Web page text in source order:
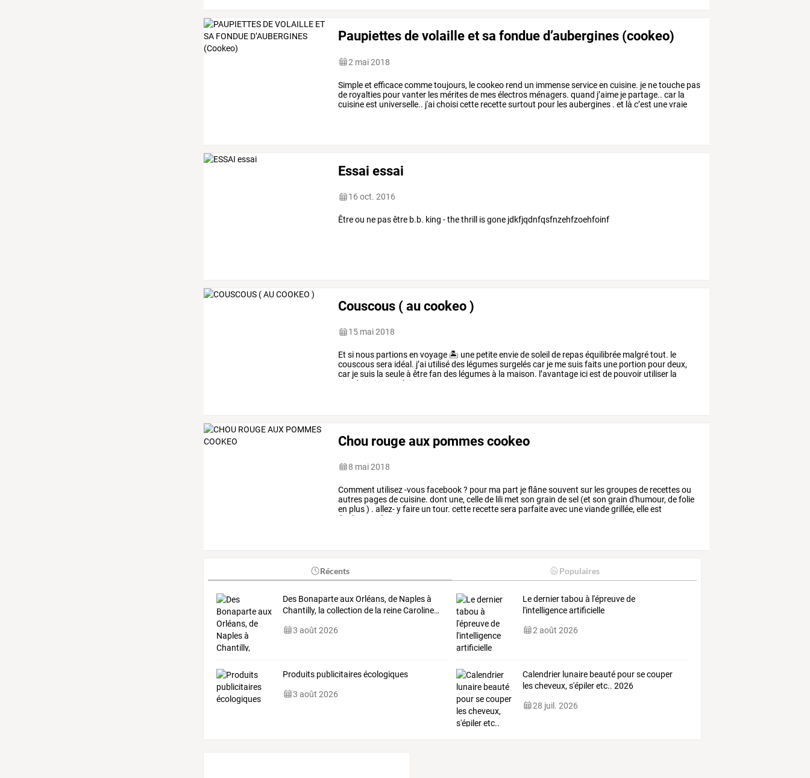
Paupiettes de volaille et sa fondue d’aubergines (cookeo)
2 mai 2018
Simpleet efficacecommetoujours, lecookeo rend un immenseserviceen cuisine. je netouche pas
de royalties pourvanter les méritesde mesélectros ménagers. quand j’aime je partage.. car la
cuisineest universelle.. j'aichoisicette recettesurtout pour lesaubergines . et là c’est unevraie
Essai essai
16 oct. 2016
Être ou ne pas être b.b. king - the thrill is gone jdkfjqdnfqsfnzehfzoehfoinf
Couscous ( au cookeo )
15 mai 2018
Et si nous partionsen voyage 🏝 une petiteenviedesoleil de repaséquilibrée malgrétout. le
couscoussera idéal. j’ai utilisédes légumessurgeléscar je mesuisfaits une portion pourdeux,
car jesuis la seuleà êtrefan des légumesà la maison. l’avantage iciest de pouvoir utiliser la
viande
qui plait, mais
Chou rouge aux pommes cookeo
8 mai 2018
Comment utilisez-vousfacebook? pour ma part jeflânesouvent sur lesgroupesde recettesou
autres pagesdecuisine. dont une, cellede lili met son grain desel (et son grain d'humour, defolie
en plus) . allez-yfaire un tour. cette recettesera parfaiteavec uneviandegrillée, elleest
également
économique
Récents Populaires
DesBonaparteauxOrléans, deNaplesà
Chantilly, la collection dela reineCaroline…
3 août 2026
Le dernier tabou à l'épreuve de
l'intelligence artificielle
2 août 2026
Produits publicitaires écologiques
3 août 2026
Calendrier lunaire beauté pour se couper
les cheveux, s'épiler etc.. 2026
28 juil. 2026